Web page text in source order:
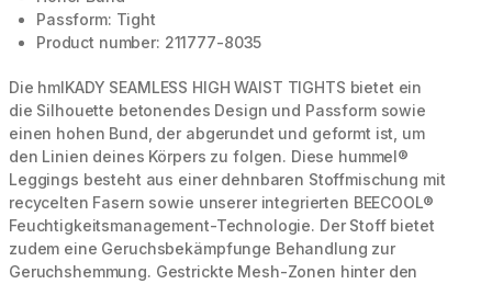
Passform: Tight
Product number: 211777-8035
Die hmlKADY SEAMLESS HIGH WAIST TIGHTS bietet ein
die Silhouette betonendes Design und Passform sowie
einen hohen Bund, der abgerundet und geformt ist, um
den Linien deines Körpers zu folgen. Diese hummel®
Leggings besteht aus einer dehnbaren Stoffmischung mit
recycelten Fasern sowie unserer integrierten BEECOOL®
Feuchtigkeitsmanagement-Technologie. Der Stoff bietet
zudem eine Geruchsbekämpfunge Behandlung zur
Geruchshemmung. Gestrickte Mesh-Zonen hinter den